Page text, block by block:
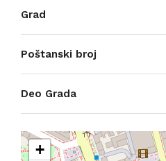
Grad
Poštanski broj
Deo Grada
+